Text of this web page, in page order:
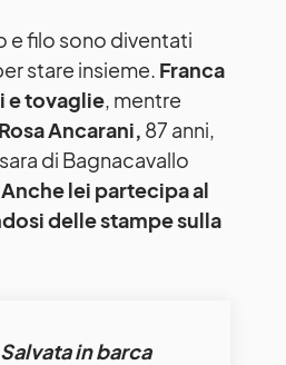
e filo sono diventati
stare insieme. Franca
e tovaglie, mentre
Rosa Ancarani, 87 anni,
di Bagnacavallo
Anche lei partecipa al
delle stampe sulla
Salvata in barca